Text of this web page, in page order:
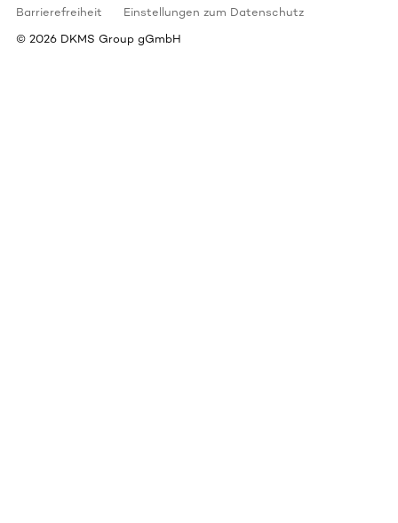
Barrierefreiheit
Einstellungen zum Datenschutz
© 2026 DKMS Group gGmbH